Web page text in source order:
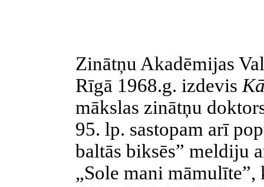
Zinātņu Akadēmijas
Rīgā 1968.g. izdevis
mākslas zinātņu
95. lp. sastopam arī
baltās biksēs” meldiju
„Sole mani